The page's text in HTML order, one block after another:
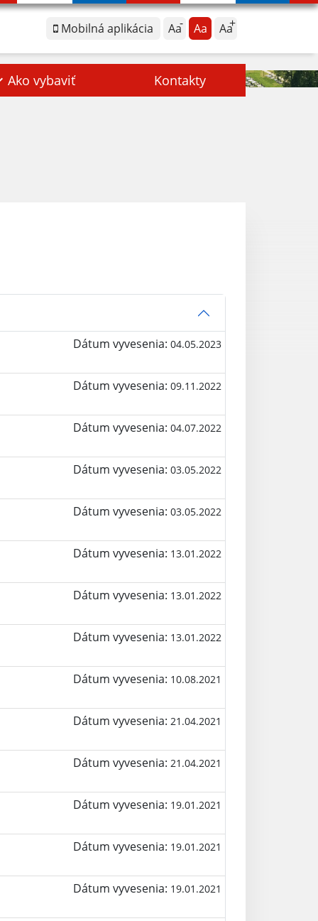
Mobilná aplikácia Aa Aa Aa
Ako vybaviť Kontakty
Dátum vyvesenia: 04.05.2023
Dátum vyvesenia: 09.11.2022
Dátum vyvesenia: 04.07.2022
Dátum vyvesenia: 03.05.2022
Dátum vyvesenia: 03.05.2022
Dátum vyvesenia: 13.01.2022
Dátum vyvesenia: 13.01.2022
Dátum vyvesenia: 13.01.2022
Dátum vyvesenia: 10.08.2021
Dátum vyvesenia: 21.04.2021
Dátum vyvesenia: 21.04.2021
Dátum vyvesenia: 19.01.2021
Dátum vyvesenia: 19.01.2021
Dátum vyvesenia: 19.01.2021